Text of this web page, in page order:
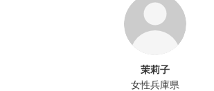
茉莉子
女性兵庫県